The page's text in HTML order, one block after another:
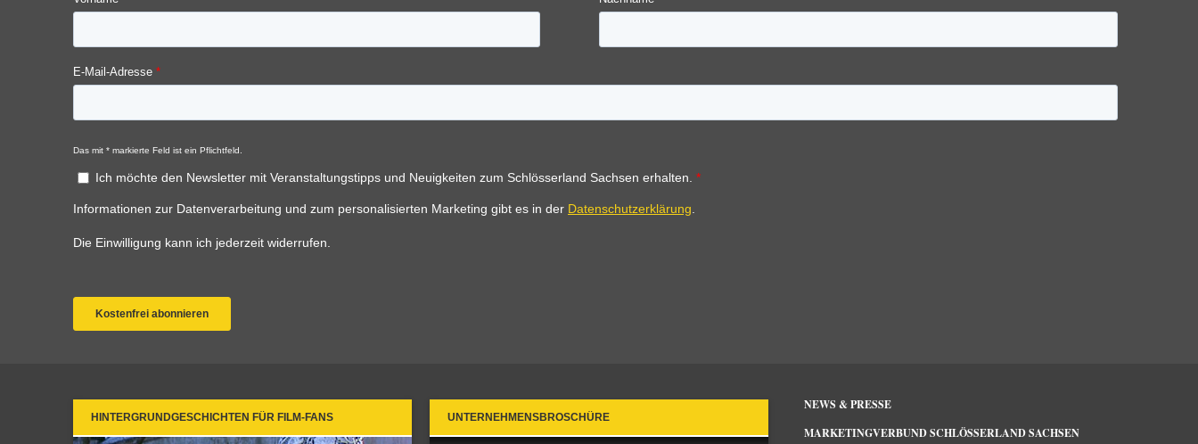
HINTERGRUNDGESCHICHTEN FÜR FILM-FANS UNTERNEHMENSBROSCHÜRE
NEWS & PRESSE
MARKETINGVERBUND SCHLÖSSERLAND SACHSEN